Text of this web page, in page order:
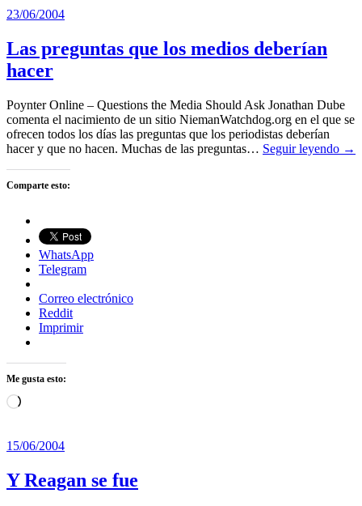
23/06/2004
Las preguntas que los medios deberían
hacer
Poynter Online – Questions the Media Should Ask Jonathan Dube
comenta el nacimiento de un sitio NiemanWatchdog.org en el que se
ofrecen todos los días las preguntas que los periodistas deberían
hacer y que no hacen. Muchas de las preguntas… Seguir leyendo →
Comparte esto:
WhatsApp
Telegram
Correo electrónico
Reddit
Imprimir
Me gusta esto:
Cargando...
15/06/2004
Y Reagan se fue